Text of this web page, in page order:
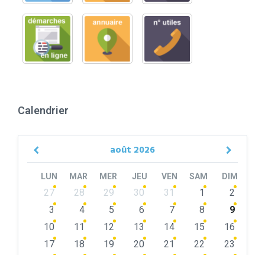
Calendrier
août 2026
Previous
LUN MAR MER JEU VEN SAM DIM
Skip
calendar
27 28 29 30 31 1
2
3
4 5 6 7 8
9
10
11 12 13 14 15
16
17
18 19 20 21 22
23